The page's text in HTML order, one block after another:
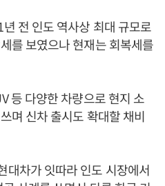
전 인도 역사상 최대 규모로
를 보였으나 현재는 회복세를
등 다양한 차량으로 현지 소
며 신차 출시도 확대할 채비
대차가 잇따라 인도 시장에서